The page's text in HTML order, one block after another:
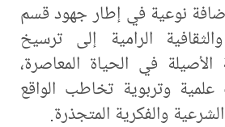
نوعية في إطار جهود قسم
الرامية إلى ترسيخ
الأصيلة في الحياة المعاصرة،
وتربوية تخاطب الواقع
والفكرية المتجذرة.